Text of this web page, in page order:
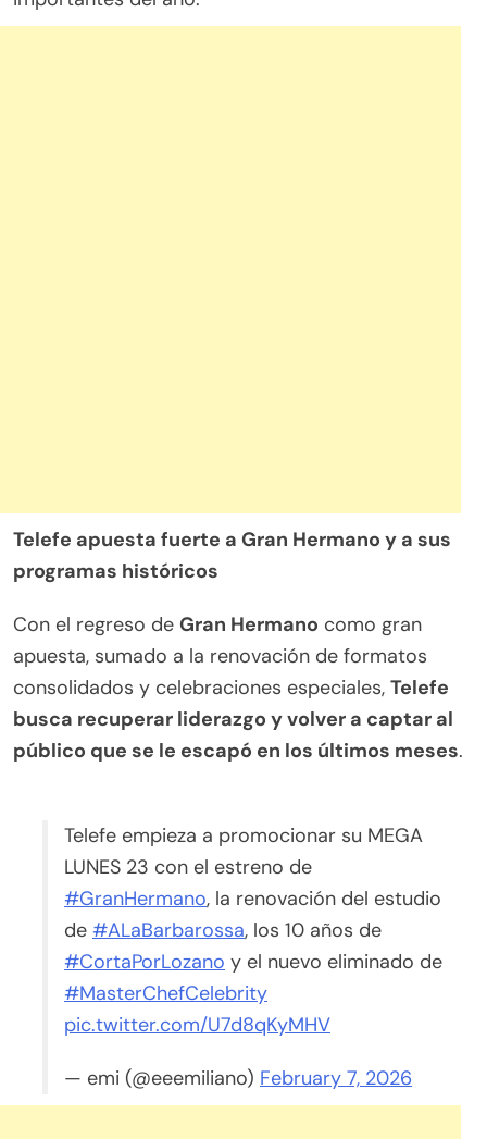
Telefe apuesta fuerte a Gran Hermano y a sus
programas históricos
Con el regreso de Gran Hermano como gran
apuesta, sumado a la renovación de formatos
consolidados y celebraciones especiales, Telefe
busca recuperar liderazgo y volver a captar al
público que se le escapó en los últimos meses.
Telefe empieza a promocionar su MEGA
LUNES 23 con el estreno de
#GranHermano, la renovación del estudio
de #ALaBarbarossa, los 10 años de
#CortaPorLozano y el nuevo eliminado de
#MasterChefCelebrity
pic.twitter.com/U7d8qKyMHV
— emi (@eeemiliano) February 7, 2026